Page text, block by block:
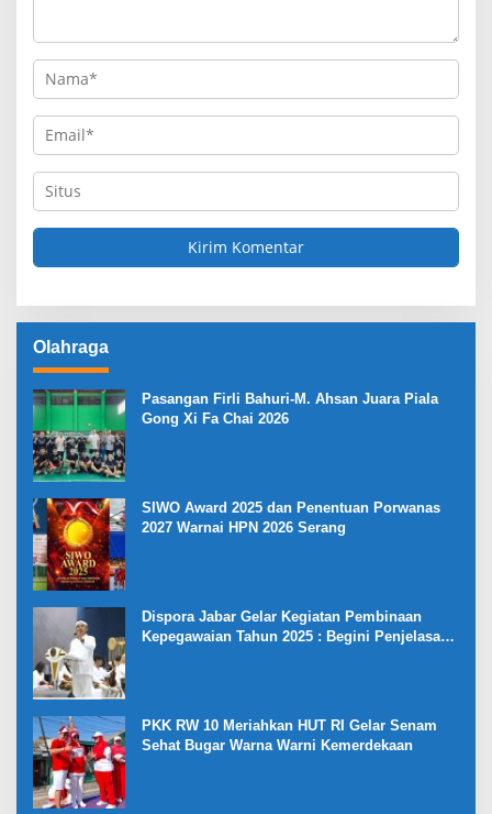
Olahraga
Pasangan Firli Bahuri-M. Ahsan Juara Piala
Gong Xi Fa Chai 2026
SIWO Award 2025 dan Penentuan Porwanas
2027 Warnai HPN 2026 Serang
Dispora Jabar Gelar Kegiatan Pembinaan
Kepegawaian Tahun 2025 : Begini Penjelasan
PKK RW 10 Meriahkan HUT RI Gelar Senam
Sehat Bugar Warna Warni Kemerdekaan